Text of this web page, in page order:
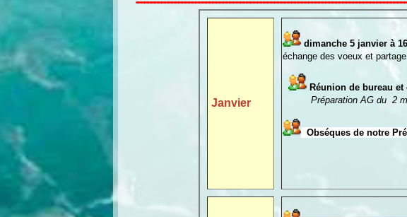
Janvier
dimanche 5 janvier à
échange des voeux et
Réunion de bureau
Préparation AG du 2
Obséques de notre